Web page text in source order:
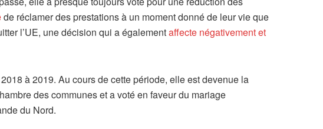
de réclamer des prestations à un moment donné de leur vie que
l’UE, une décision qui a égalementaffecte négativement et
à 2019. Au cours de cette période, elle est devenue la
des communes et a voté en faveur du mariage
du Nord.